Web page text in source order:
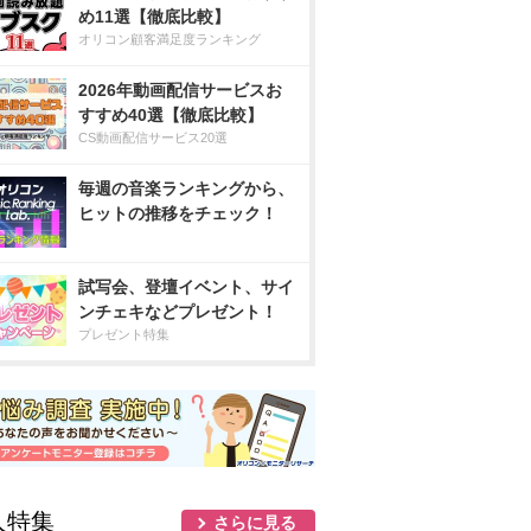
め11選【徹底比較】
オリコン顧客満足度ランキング
2026年動画配信サービスお
すすめ40選【徹底比較】
CS動画配信サービス20選
毎週の音楽ランキングから、
ヒットの推移をチェック！
試写会、登壇イベント、サイ
ンチェキなどプレゼント！
プレゼント特集
特集 さらに見る